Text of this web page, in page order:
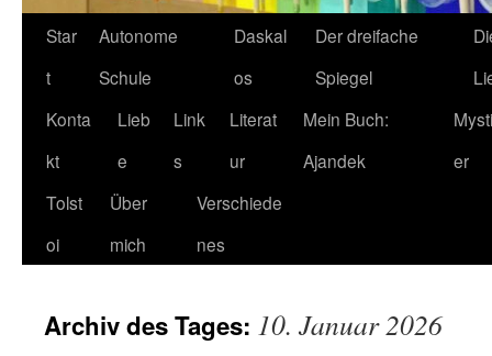
Star
t
Autonome
Schule
Daskal
os
Der dreifache
Spiegel
Konta
kt
Lieb
e
Link
s
Literat
ur
Mein Buch:
Ajandek
er
Tolst
oi
Über
mich
Verschiede
nes
Archiv des Tages: 10. Januar 2026